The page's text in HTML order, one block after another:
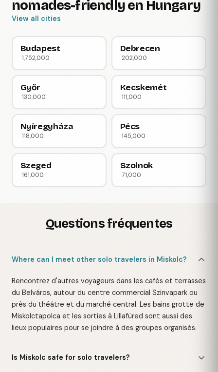
nomades-friendly en Hungary
View all cities
Budapest
1,752,000
Debrecen
202,000
Győr
130,000
Kecskemét
111,000
Nyíregyháza
118,000
Pécs
145,000
Szeged
161,000
Szolnok
71,000
Questions fréquentes
Where can I meet other solo travelers in Miskolc?
Rencontrez d'autres voyageurs dans les cafés et terrasses
du Belváros, autour du centre commercial Szinvapark ou
près du théâtre et du marché central. Les bains grotte de
Miskolctapolca et les sorties à Lillafüred sont aussi des
lieux populaires pour se joindre à des groupes organisés.
Is Miskolc safe for solo travelers?